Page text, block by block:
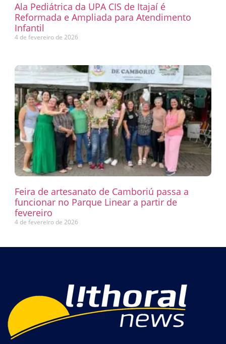
Ala Pediátrica da UPA CIS de Itajaí é
Reformada e Ampliada para Atendimento
Infantil
4 de fevereiro de 2026
Feira de artesanato de Camboriú passa a
funcionar no Parque Linear a partir de
fevereiro
4 de fevereiro de 2026